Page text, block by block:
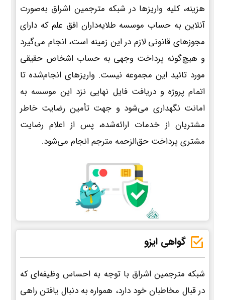
هزینه، کلیه واریزها در شبکه مترجمین اشراق به‌صورت
آنلاین به حساب موسسه طلایه‌داران افق علم که دارای
مجوزهای قانونی لازم در این زمینه است، انجام می‌گیرد
و هیچ‌گونه پرداخت وجهی به حساب اشخاص حقیقی
مورد تائید این مجموعه نیست. واریزهای انجام‌شده تا
اتمام پروژه و دریافت فایل نهایی نزد این موسسه به
امانت نگهداری می‌شود و جهت تأمین رضایت خاطر
مشتریان از خدمات ارائه‌شده، پس از اعلام رضایت
مشتری پرداخت حق‌الزحمه مترجم انجام می‌شود.
گواهی ایزو
شبکه مترجمین اشراق با توجه به احساس وظیفه‌ای که
در قبال مخاطبان خود دارد، همواره به دنبال یافتن راهی